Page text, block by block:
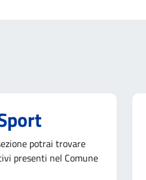
potrai trovare
presenti nel Comune